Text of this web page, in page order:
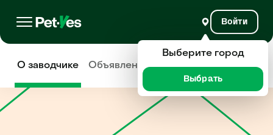
Войти
О заводчике Объявления Отзывы
Выберите город
Выбрать